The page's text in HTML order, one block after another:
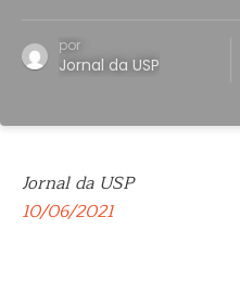
por
Jornal da USP
Jornal da USP
10/06/2021